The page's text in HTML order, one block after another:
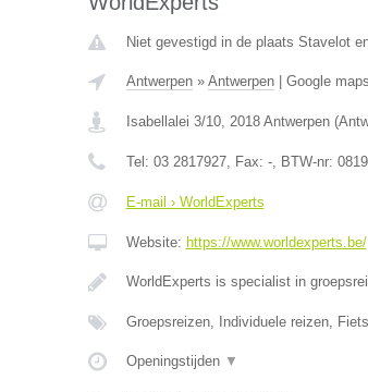
Niet gevestigd in de plaats Stavelot
Antwerpen» Antwerpen| Google maps
Isabellalei 3/10, 2018 Antwerpen(
Tel: 03 2817927, Fax: -, BTW-nr:
E-mail › WorldExperts
Website: https://www.worldexperts.be/
WorldExperts is specialist in
Groepsreizen, Individuele reizen,
Openingstijden ▼